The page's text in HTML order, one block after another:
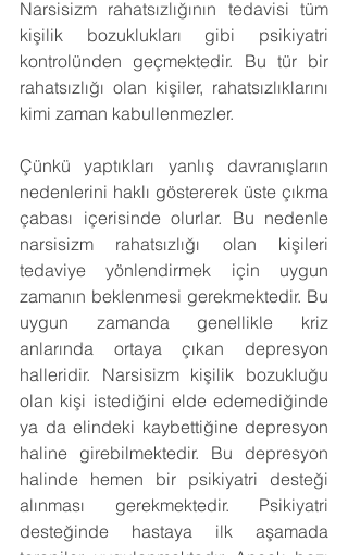
Narsisizm rahatsızlığının tedavisi tüm
kişilik bozuklukları gibi psikiyatri
kontrolünden geçmektedir. Bu tür bir
rahatsızlığı olan kişiler, rahatsızlıklarını
kimi zaman kabullenmezler.
Çünkü yaptıkları yanlış davranışların
nedenlerini haklı göstererek üste çıkma
çabası içerisinde olurlar. Bu nedenle
narsisizm rahatsızlığı olan kişileri
tedaviye yönlendirmek için uygun
zamanın beklenmesi gerekmektedir. Bu
uygun zamanda genellikle kriz
anlarında ortaya çıkan depresyon
halleridir. Narsisizm kişilik bozukluğu
olan kişi istediğini elde edemediğinde
ya da elindeki kaybettiğine depresyon
haline girebilmektedir. Bu depresyon
halinde hemen bir psikiyatri desteği
alınması gerekmektedir. Psikiyatri
desteğinde hastaya ilk aşamada